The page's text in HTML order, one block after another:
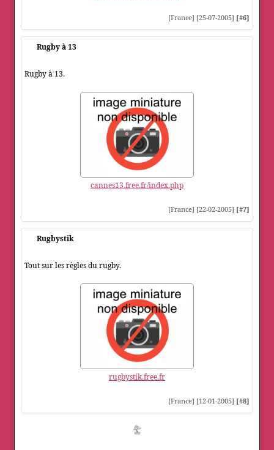
[France] [25-07-2005] [#6]
Rugby à 13
Rugby à 13.
cannes13.free.fr/index.php
[France] [22-02-2005] [#7]
Rugbystik
Tout sur les règles du rugby.
rugbystik.free.fr
[France] [12-01-2005] [#8]